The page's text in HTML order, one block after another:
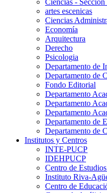
Ciencias - Sección
artes escenicas
Ciencias
Economía
Arquitectura
Derecho
Psicologia
Departamento de
Departamento de
Fondo Editorial
Departamento
Departamento
Departamento
Departamento de
Departamento de
Institutos y Centros
INTE-PUCP
IDEHPUCP
Centro de
Instituto Riva-
Centro de